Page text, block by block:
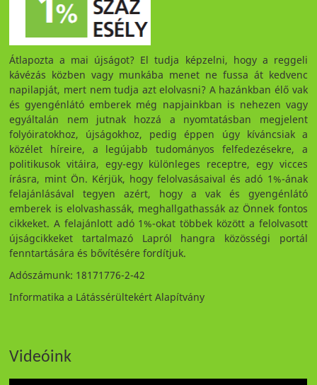
Átlapozta a mai újságot? El tudja képzelni, hogy a reggeli
kávézás közben vagy munkába menet ne fussa át kedvenc
napilapját, mert nem tudja azt elolvasni? A hazánkban élő vak
és gyengénlátó emberek még napjainkban is nehezen vagy
egyáltalán nem jutnak hozzá a nyomtatásban megjelent
folyóiratokhoz, újságokhoz, pedig éppen úgy kíváncsiak a
közélet híreire, a legújabb tudományos felfedezésekre, a
politikusok vitáira, egy-egy különleges receptre, egy vicces
írásra, mint Ön. Kérjük, hogy felolvasásaival és adó 1%-ának
felajánlásával tegyen azért, hogy a vak és gyengénlátó
emberek is elolvashassák, meghallgathassák az Önnek fontos
cikkeket. A felajánlott adó 1%-okat többek között a felolvasott
újságcikkeket tartalmazó Lapról hangra közösségi portál
fenntartására és bővítésére fordítjuk.
Adószámunk: 18171776-2-42
Informatika a Látássérültekért Alapítvány
Videóink